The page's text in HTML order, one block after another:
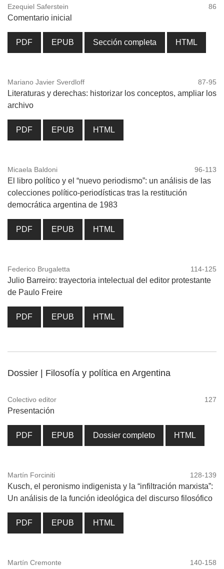
Ezequiel Saferstein 86
Comentario inicial
PDF EPUB Sección completa HTML
Mariano Javier Sverdloff 87-95
Literaturas y derechas: historizar los conceptos, ampliar los
archivo
PDF EPUB HTML
Micaela Baldoni 96-113
El libro político y el “nuevo periodismo”: un análisis de las
colecciones político-periodísticas tras la restitución
democrática argentina de 1983
PDF EPUB HTML
Federico Brugaletta 114-125
Julio Barreiro: trayectoria intelectual del editor protestante
de Paulo Freire
PDF EPUB HTML
Dossier | Filosofía y política en Argentina
Colectivo editor 127
Presentación
PDF EPUB Dossier completo HTML
Martín Forciniti 128-139
Kusch, el peronismo indigenista y la “infiltración marxista”:
Un análisis de la función ideológica del discurso filosófico
PDF EPUB HTML
Martín Cremonte 140-158